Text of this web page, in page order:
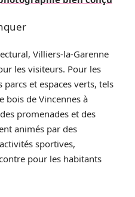
Villiers-la-Garenne
les visiteurs. Pour les
et espaces verts, tels
bois de Vincennes à
promenades et des
animés par des
sportives,
pour les habitants